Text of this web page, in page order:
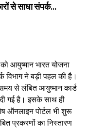
से साधा संपर्क…
आयुष्मान भारत योजना
विभाग ने बड़ी पहल की है।
से लंबित आयुष्मान कार्ड
गई है। इसके साथ ही
ऑनलाइन पोर्टल भी शुरू
प्रकरणों का निस्तारण